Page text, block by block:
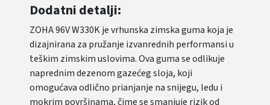
Dodatni detalji:
ZOHA 96V W330K je vrhunska zimska guma koja je
dizajnirana za pružanje izvanrednih performansi u
teškim zimskim uslovima. Ova guma se odlikuje
naprednim dezenom gazećeg sloja, koji
omogućava odlično prianjanje na snijegu, ledu i
mokrim površinama, čime se smanjuje rizik od